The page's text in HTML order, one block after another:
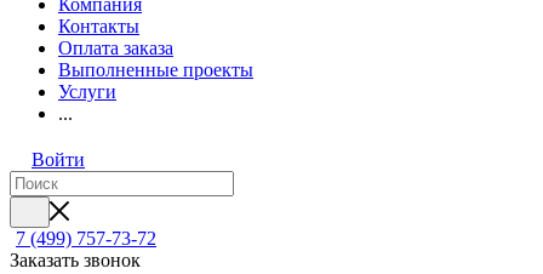
Компания
Контакты
Оплата заказа
Выполненные проекты
Услуги
...
Войти
7 (499) 757-73-72
Заказать звонок